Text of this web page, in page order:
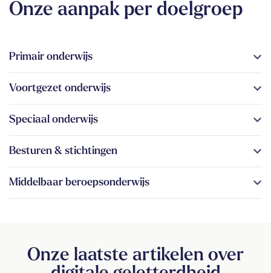
Onze aanpak per doelgroep
Primair onderwijs
Voortgezet onderwijs
Speciaal onderwijs
Besturen & stichtingen
Middelbaar beroepsonderwijs
Onze laatste artikelen over